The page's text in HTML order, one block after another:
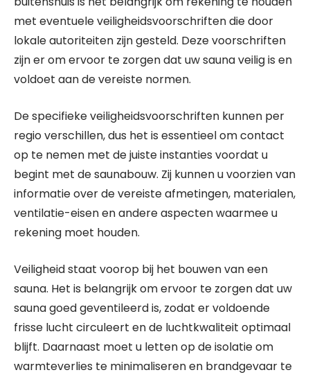
met eventuele veiligheidsvoorschriften die door
lokale autoriteiten zijn gesteld. Deze voorschriften
zijn er om ervoor te zorgen dat uw sauna veilig is en
voldoet aan de vereiste normen.
De specifieke veiligheidsvoorschriften kunnen per
regio verschillen, dus het is essentieel om contact
op te nemen met de juiste instanties voordat u
begint met de saunabouw. Zij kunnen u voorzien van
informatie over de vereiste afmetingen, materialen,
ventilatie-eisen en andere aspecten waarmee u
rekening moet houden.
Veiligheid staat voorop bij het bouwen van een
sauna. Het is belangrijk om ervoor te zorgen dat uw
sauna goed geventileerd is, zodat er voldoende
frisse lucht circuleert en de luchtkwaliteit optimaal
blijft. Daarnaast moet u letten op de isolatie om
warmteverlies te minimaliseren en brandgevaar te